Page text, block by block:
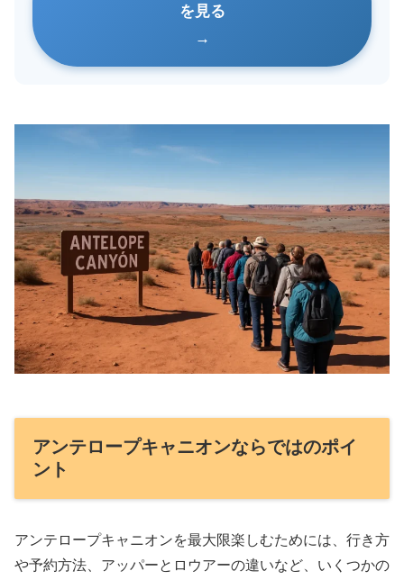
を見る
アンテロープキャニオンならではのポイ
ント
アンテロープキャニオンを最大限楽しむためには、行き方
や予約方法、アッパーとロウアーの違いなど、いくつかの